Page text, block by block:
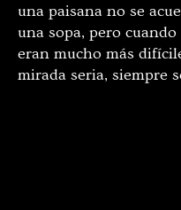
una paisana no se
una sopa, pero
eran mucho más
mirada seria, siempre